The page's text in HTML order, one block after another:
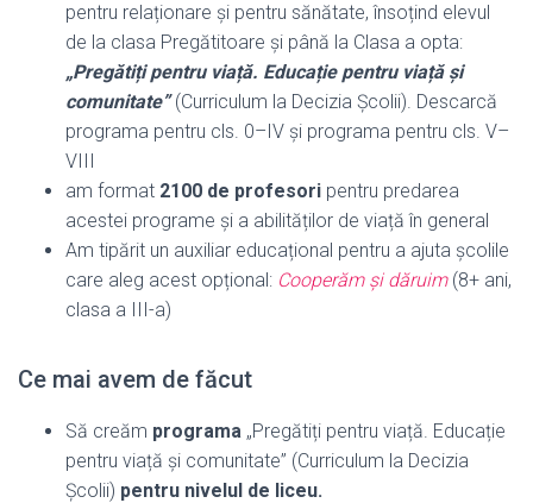
pentru relaționare și pentru sănătate, însoțind elevul
de la clasa Pregătitoare și până la Clasa a opta:
„Pregătiți pentru viață. Educație pentru viață și
comunitate”(Curriculum la Decizia Școlii). Descarcă
programa pentru cls. 0–IV și programa pentru cls. V–
VIII
am format 2100 de profesori pentru predarea
acestei programe și a abilităților de viață în general
Am tipărit un auxiliar educațional pentru a ajuta școlile
care aleg acest opțional: Cooperăm și dăruim(8+ ani,
clasa a III-a)
Ce mai avem de făcut
Să creăm programa „Pregătiți pentru viață. Educație
pentru viață și comunitate” (Curriculum la Decizia
Școlii) pentru nivelul de liceu.